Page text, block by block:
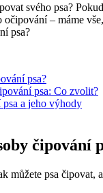
svého psa?
očipování – máme
psa?
psa: Co zvolit?
a jeho výhody
čipování
můžete psa čipovat,